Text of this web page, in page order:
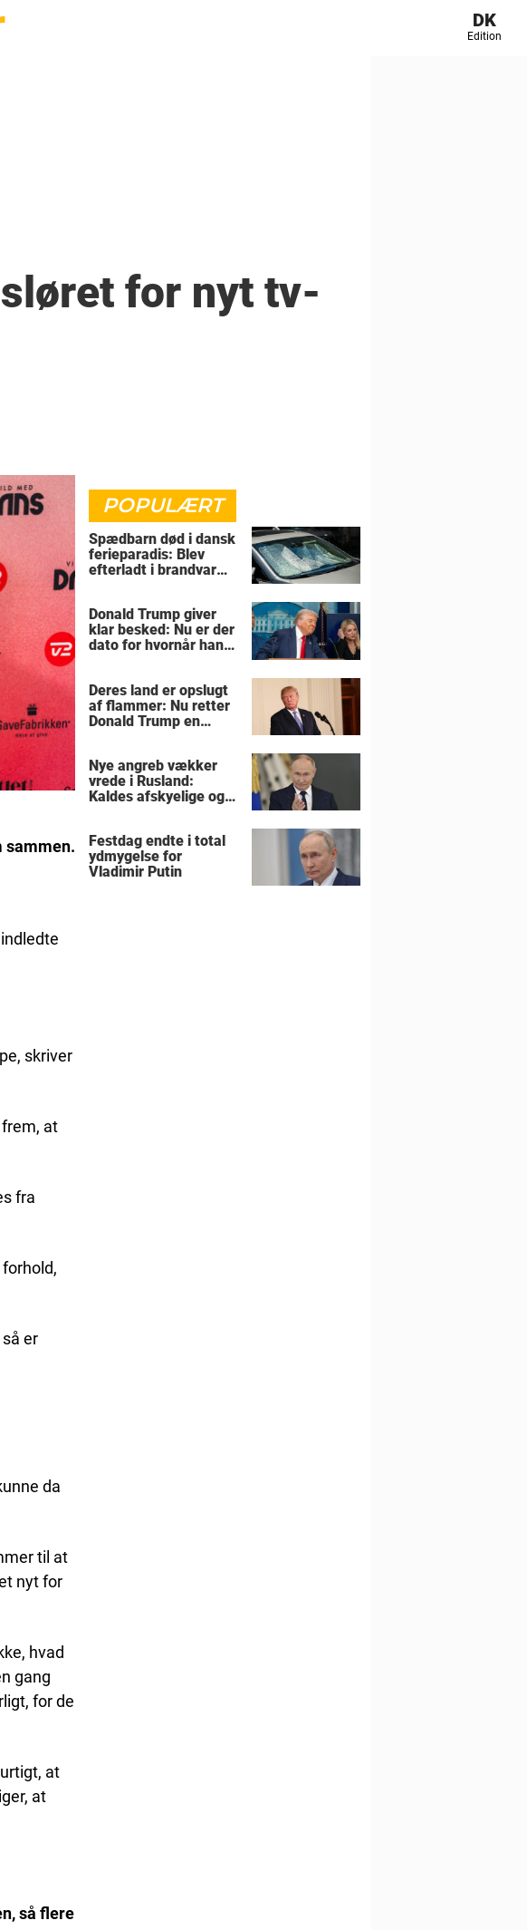
DK
Edition
for nyt tv-
sammen.
skriver
at
fra
er
da
til at
nyt for
hvad
gang
for de
at
at
så flere
POPULÆRT
Spædbarn død i dansk
ferieparadis: Blev
efterladt i brandvarm
Donald Trump giver
klar besked: Nu er der
dato for hvornår han
Deres land er opslugt
af flammer: Nu retter
Donald Trump en
Nye angreb vækker
vrede i Rusland:
Kaldes afskyelige og
Festdag endte i total
ydmygelse for
Vladimir Putin